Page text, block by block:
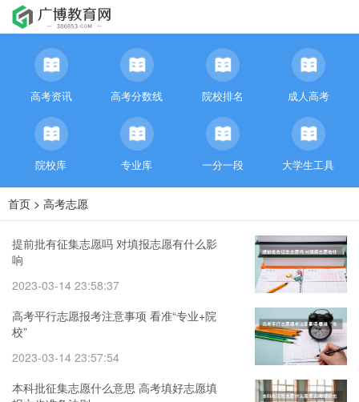
高考资讯 高考分数线 院校排名 成人高考
院校库 专业库 一分一段 大学生工具
首页 > 高考志愿
提前批有征集志愿吗 对填报志愿有什么影
响
2023-03-14 23:58:37
高考平行志愿报考注意事项 看准“专业+院
校”
2023-03-14 23:57:54
本科批征集志愿什么意思 高考填好志愿填